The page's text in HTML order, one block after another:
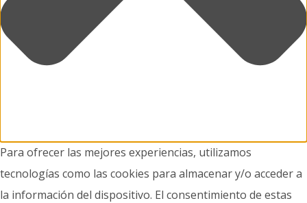
Para ofrecer las mejores experiencias, utilizamos
tecnologías como las cookies para almacenar y/o acceder a
la información del dispositivo. El consentimiento de estas